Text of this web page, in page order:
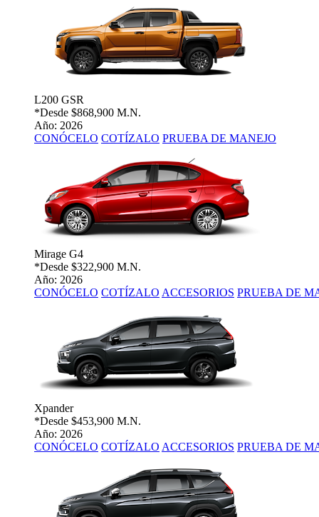
L200 GSR
*Desde $868,900 M.N.
Año: 2026
CONÓCELO COTÍZALO PRUEBA DE MANEJO
Mirage G4
*Desde $322,900 M.N.
Año: 2026
CONÓCELO COTÍZALO ACCESORIOS PRUEBA DE
Xpander
*Desde $453,900 M.N.
Año: 2026
CONÓCELO COTÍZALO ACCESORIOS PRUEBA DE